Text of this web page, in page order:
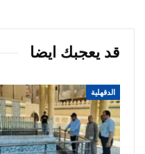
قد يعجبك ايضا
الدقهلية